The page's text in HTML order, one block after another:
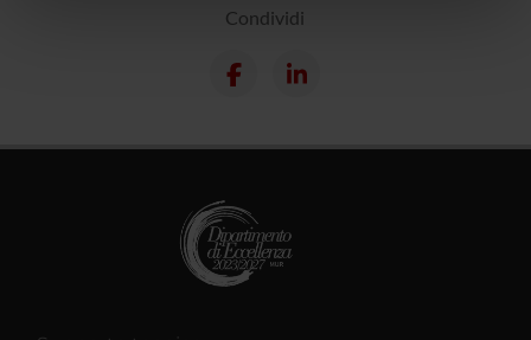
nostri partner che si occupano di analisi dei dati web,
con altre informazioni che hai fornito loro o che hanno
Condividi